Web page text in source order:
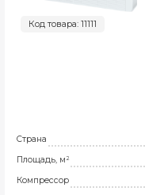
Код товара: 11111
Страна
Площадь, м²
Компрессор